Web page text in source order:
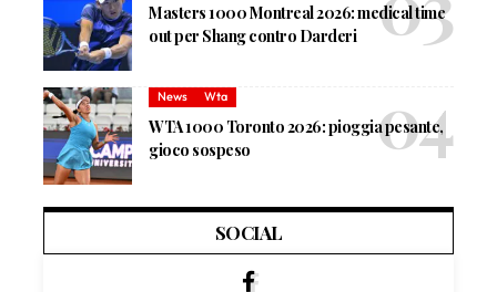
Masters 1000 Montreal 2026: medical time
out per Shang contro Darderi
News Wta
WTA 1000 Toronto 2026: pioggia pesante,
gioco sospeso
SOCIAL